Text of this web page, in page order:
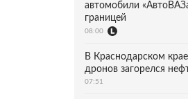
автомобили
границей
08:00
В Краснодарском
дронов загорелся
07:51